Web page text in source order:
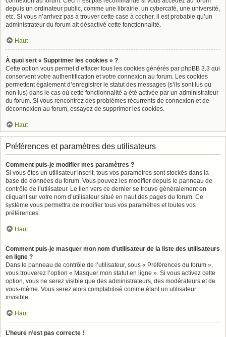
depuis un ordinateur public, comme une librairie, un cybercafé, une université,
etc. Si vous n’arrivez pas à trouver cette case à cocher, il est probable qu’un
administrateur du forum ait désactivé cette fonctionnalité.
Haut
À quoi sert « Supprimer les cookies » ?
Cette option vous permet d’effacer tous les cookies générés par phpBB 3.3 qui
conservent votre authentification et votre connexion au forum. Les cookies
permettent également d’enregistrer le statut des messages (s’ils sont lus ou
non lus) dans le cas où cette fonctionnalité a été activée par un administrateur
du forum. Si vous rencontrez des problèmes récurrents de connexion et de
déconnexion au forum, essayez de supprimer les cookies.
Haut
Préférences et paramètres des utilisateurs
Comment puis-je modifier mes paramètres ?
Si vous êtes un utilisateur inscrit, tous vos paramètres sont stockés dans la
base de données du forum. Vous pouvez les modifier depuis le panneau de
contrôle de l’utilisateur. Le lien vers ce dernier se trouve généralement en
cliquant sur votre nom d’utilisateur situé en haut des pages du forum. Ce
système vous permettra de modifier tous vos paramètres et toutes vos
préférences.
Haut
Comment puis-je masquer mon nom d’utilisateur de la liste des utilisateurs
en ligne ?
Dans le panneau de contrôle de l’utilisateur, sous « Préférences du forum »,
vous trouverez l’option « Masquer mon statut en ligne ». Si vous activez cette
option, vous ne serez visible que des administrateurs, des modérateurs et de
vous-même. Vous serez alors comptabilisé comme étant un utilisateur
invisible.
Haut
L’heure n’est pas correcte !